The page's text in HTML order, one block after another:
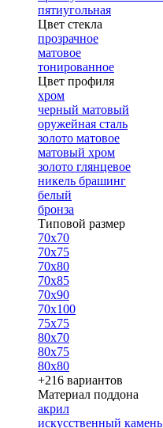
пятиугольная
Цвет стекла
прозрачное
матовое
тонированное
Цвет профиля
хром
черный матовый
оружейная сталь
золото матовое
матовый хром
золото глянцевое
никель брашинг
белый
бронза
Типовой размер
70х70
70х75
70х80
70х85
70х90
70х100
75х75
80х70
80х75
80х80
+216 вариантов
Материал поддона
акрил
искусственный камень